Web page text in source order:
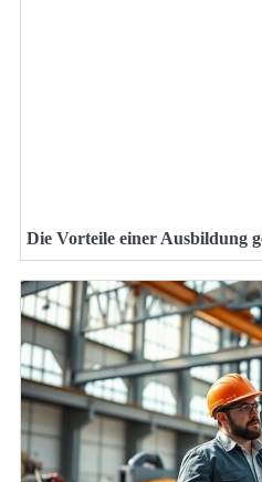
Die Vorteile einer Ausbildung